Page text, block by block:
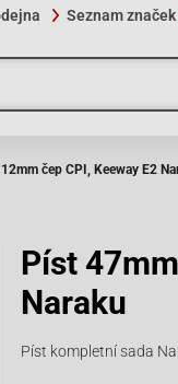
Seznam značek
čep CPI, Keeway E2
Píst
Naraku
Píst kompletní sada